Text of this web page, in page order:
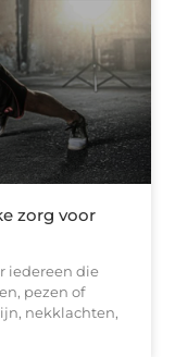
zorg voor
iedereen die
pezen of
nekklachten,